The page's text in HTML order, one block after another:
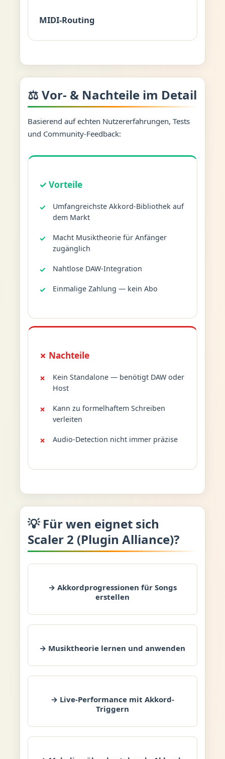
MIDI-Routing
⚖️ Vor- & Nachteile im Detail
Basierend auf echten Nutzererfahrungen, Tests
und Community-Feedback:
✓ Vorteile
Umfangreichste Akkord-Bibliothek auf
dem Markt
Macht Musiktheorie für Anfänger
zugänglich
Nahtlose DAW-Integration
Einmalige Zahlung — kein Abo
✗ Nachteile
Kein Standalone — benötigt DAW oder
Host
Kann zu formelhaftem Schreiben
verleiten
Audio-Detection nicht immer präzise
💡 Für wen eignet sich
Scaler 2 (Plugin Alliance)?
→ Akkordprogressionen für Songs
erstellen
→ Musiktheorie lernen und anwenden
→ Live-Performance mit Akkord-
Triggern